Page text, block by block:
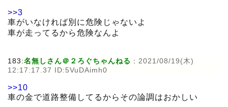
>>3
車がいなければ別に危険じゃないよ
車が走ってるから危険なんよ
183:名無しさん＠２ろぐちゃんねる : 2021/08/19(木)
12:17:17.37 ID:5VuDAimh0
>>10
車の金で道路整備してるからその論調はおかしい